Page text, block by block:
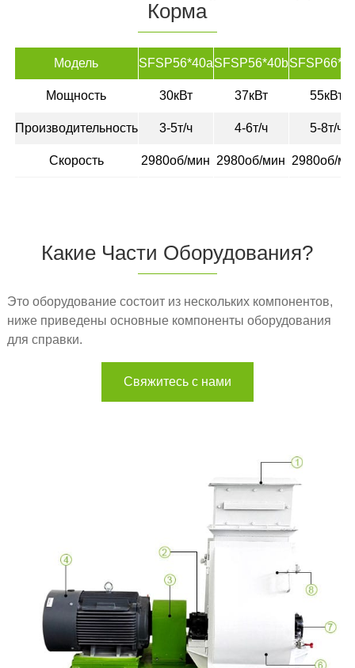
Корма
Модель SFSP56*40aSFSP56*40b
Мощность 30кВт 37кВт 55кВт
Производительность 3-5т/ч 4-6т/ч 5-8т/ч
Скорость 2980об/мин 2980об/мин 2980об/
Какие Части Оборудования?
Это оборудование состоит из нескольких компонентов,
ниже приведены основные компоненты оборудования
для справки.
Свяжитесь с нами